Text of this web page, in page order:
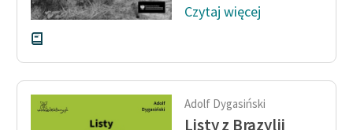
słuchania dla uczennic i
uczniów z
niepełnosprawnościami
Feministyczne inspiracje.
Popularyzacja
skandynawskiej literatury
Czytaj więcej
Adolf Dygasiński
Listy z Brazylii